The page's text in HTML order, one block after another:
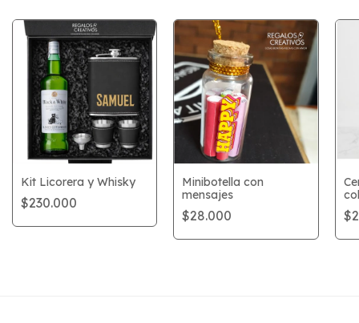
Kit Licorera y Whisky
$230.000
Minibotella con
mensajes
$28.000